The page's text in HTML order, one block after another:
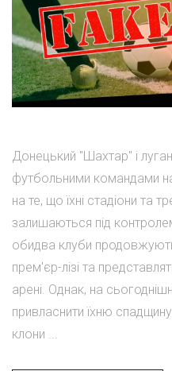
Донецький "Шахтар" і
футбольними командами
на те, що їхні стадіони та
залишаються під
обидва клуби
прем'єр-лізі та
арені. Однак, на
привласнити їхню
клони ...